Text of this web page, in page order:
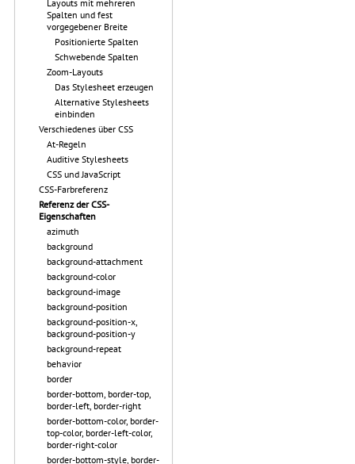
Layouts mit mehreren
Spalten und fest
vorgegebener Breite
Positionierte Spalten
Schwebende Spalten
Zoom-Layouts
Das Stylesheet erzeugen
Alternative Stylesheets
einbinden
Verschiedenes über CSS
At-Regeln
Auditive Stylesheets
CSS und JavaScript
CSS-Farbreferenz
Referenz der CSS-
Eigenschaften
azimuth
background
background-attachment
background-color
background-image
background-position
background-position-x,
background-position-y
background-repeat
behavior
border
border-bottom, border-top,
border-left, border-right
border-bottom-color, border-
top-color, border-left-color,
border-right-color
border-bottom-style, border-